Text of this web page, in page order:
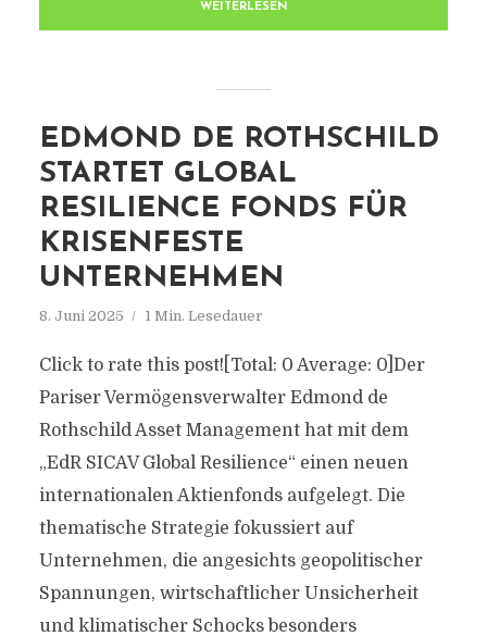
WEITERLESEN
EDMOND DE ROTHSCHILD
STARTET GLOBAL
RESILIENCE FONDS FÜR
KRISENFESTE
UNTERNEHMEN
8. Juni 2025 1 Min. Lesedauer
Click to rate this post![Total: 0 Average: 0]Der
Pariser Vermögensverwalter Edmond de
Rothschild Asset Management hat mit dem
„EdR SICAV Global Resilience“ einen neuen
internationalen Aktienfonds aufgelegt. Die
thematische Strategie fokussiert auf
Unternehmen, die angesichts geopolitischer
Spannungen, wirtschaftlicher Unsicherheit
und klimatischer Schocks besonders